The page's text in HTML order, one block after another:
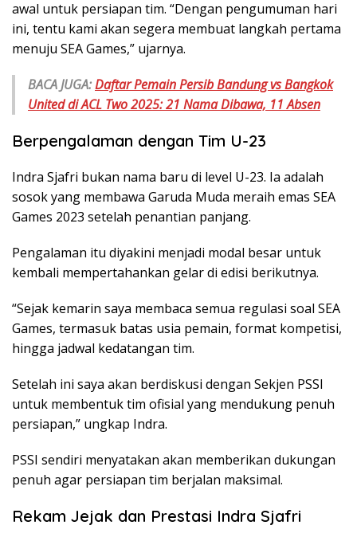
awal untuk persiapan tim. “Dengan pengumuman hari
ini, tentu kami akan segera membuat langkah pertama
menuju SEA Games,” ujarnya.
BACA JUGA:Daftar Pemain Persib Bandung vs Bangkok
United di ACL Two 2025: 21 Nama Dibawa, 11 Absen
Berpengalaman dengan Tim U-23
Indra Sjafri bukan nama baru di level U-23. Ia adalah
sosok yang membawa Garuda Muda meraih emas SEA
Games 2023 setelah penantian panjang.
Pengalaman itu diyakini menjadi modal besar untuk
kembali mempertahankan gelar di edisi berikutnya.
“Sejak kemarin saya membaca semua regulasi soal SEA
Games, termasuk batas usia pemain, format kompetisi,
hingga jadwal kedatangan tim.
Setelah ini saya akan berdiskusi dengan Sekjen PSSI
untuk membentuk tim ofisial yang mendukung penuh
persiapan,” ungkap Indra.
PSSI sendiri menyatakan akan memberikan dukungan
penuh agar persiapan tim berjalan maksimal.
Rekam Jejak dan Prestasi Indra Sjafri